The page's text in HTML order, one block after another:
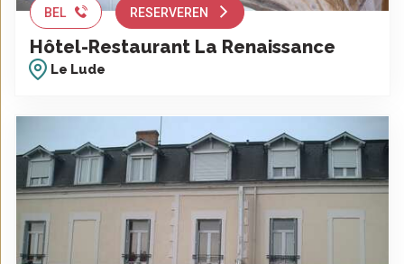
BEL RESERVEREN
Hôtel-Restaurant La Renaissance
Le Lude